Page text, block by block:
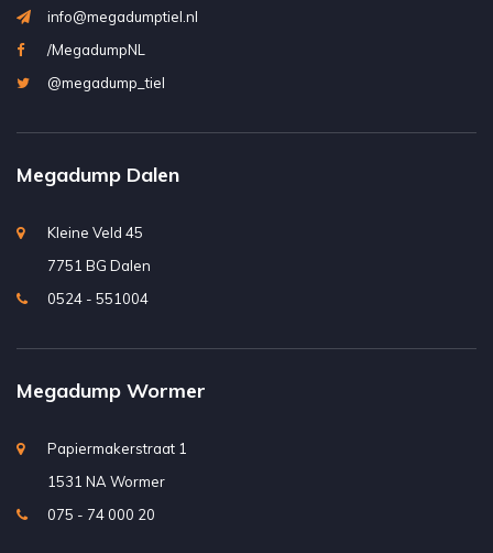
info@megadumptiel.nl
/MegadumpNL
@megadump_tiel
Megadump Dalen
Kleine Veld 45
7751 BG Dalen
0524 - 551004
Megadump Wormer
Papiermakerstraat 1
1531 NA Wormer
075 - 74 000 20